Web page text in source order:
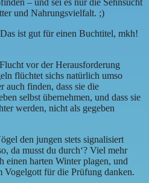
und Nahrungsvielfalt. ;)
ist gut für einen Buchtitel, mkh!
vor der Herausforderung
flüchtet sichs natürlich umso
auch finden, dass sie die
selbst übernehmen, und dass sie
werden, nicht als gegeben
den jungen stets signalisiert
da musst du durch‘? Viel mehr
einen harten Winter plagen, und
Vogelgott für die Prüfung danken.